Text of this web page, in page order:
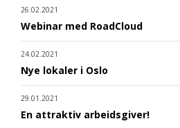
26.02.2021
Webinar med RoadCloud
24.02.2021
Nye lokaler i Oslo
29.01.2021
En attraktiv arbeidsgiver!